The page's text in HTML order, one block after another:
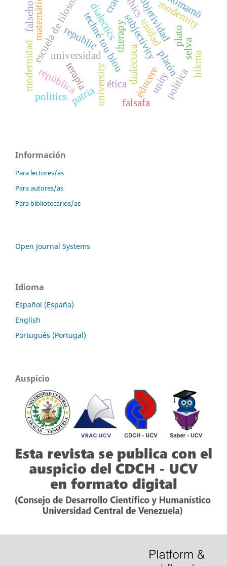
universidad
escuela de filosofíatechné tou biou
terapia éducere
subjetividad
university
therapysubjectivity
platón
república
matemáticas
dialéctica
unidad plato
republicdialectics
unity
modernidad ética política
modernity
ethics
politics patria
selva
falsafa
hikma
falsehood
Información
Para lectores/as
Para autores/as
Para bibliotecarios/as
Open Journal Systems
Idioma
Español (España)
English
Português (Portugal)
Auspicio